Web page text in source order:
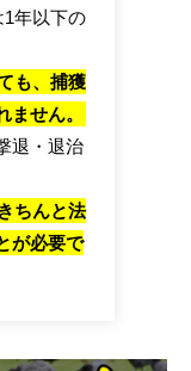
年以下の
も、捕獲
せん。
退・退治
ちんと法
が必要で